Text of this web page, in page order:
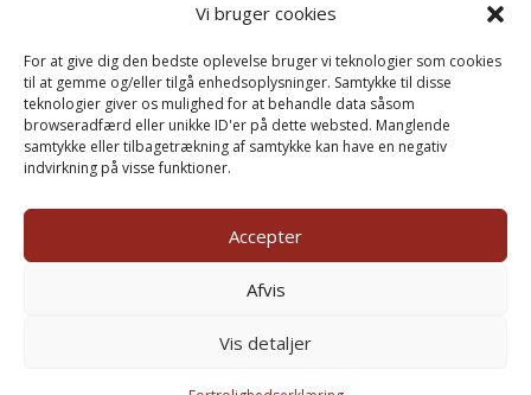
Vi bruger cookies
For at give dig den bedste oplevelse bruger vi teknologier som cookies
til at gemme og/eller tilgå enhedsoplysninger. Samtykke til disse
teknologier giver os mulighed for at behandle data såsom
browseradfærd eller unikke ID'er på dette websted. Manglende
samtykke eller tilbagetrækning af samtykke kan have en negativ
indvirkning på visse funktioner.
Accepter
Afvis
Vis detaljer
Donér til Inges Kattehjem
Donér
©inges-kattehjem.dk 2025